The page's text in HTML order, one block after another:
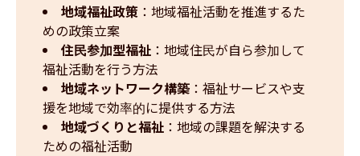
地域福祉政策 ：地域福祉活動を推進するた
めの政策立案
住民参加型福祉 ：地域住民が自ら参加して
福祉活動を行う方法
地域ネットワーク構築 ：福祉サービスや支
援を地域で効率的に提供する方法
地域づくりと福祉 ：地域の課題を解決する
ための福祉活動